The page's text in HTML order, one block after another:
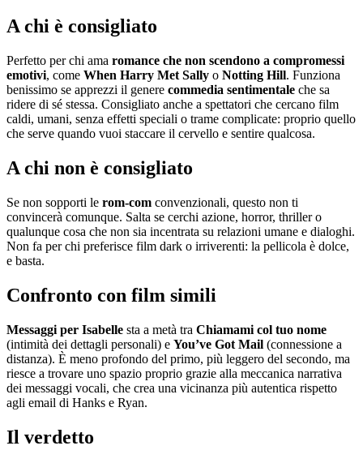
A chi è consigliato
Perfetto per chi ama romance che non scendono a compromessi
emotivi, come When Harry Met Sally o Notting Hill. Funziona
benissimo se apprezzi il genere commedia sentimentale che sa
ridere di sé stessa. Consigliato anche a spettatori che cercano film
caldi, umani, senza effetti speciali o trame complicate: proprio quello
che serve quando vuoi staccare il cervello e sentire qualcosa.
A chi non è consigliato
Se non sopporti le rom-com convenzionali, questo non ti
convincerà comunque. Salta se cerchi azione, horror, thriller o
qualunque cosa che non sia incentrata su relazioni umane e dialoghi.
Non fa per chi preferisce film dark o irriverenti: la pellicola è dolce,
e basta.
Confronto con film simili
Messaggi per Isabelle sta a metà tra Chiamami col tuo nome
(intimità dei dettagli personali) e You’ve Got Mail (connessione a
distanza). È meno profondo del primo, più leggero del secondo, ma
riesce a trovare uno spazio proprio grazie alla meccanica narrativa
dei messaggi vocali, che crea una vicinanza più autentica rispetto
agli email di Hanks e Ryan.
Il verdetto